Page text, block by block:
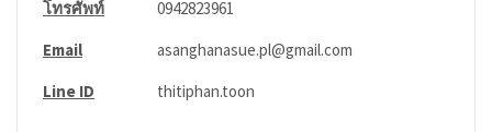
โทรศัพท์
0942823961
Email
asanghanasue.pl@gmail.com
Line ID
thitiphan.toon